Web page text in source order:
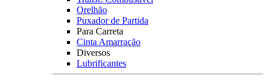
Orelhão
Puxador de Partida
Para Carreta
Cinta Amarração
Diversos
Lubrificantes